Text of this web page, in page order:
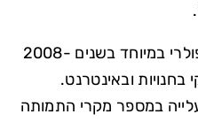
בבריטניה, 4-MMC הפך לפופולרי במיוחד בשנים 2008-
בחנויות ובאינטרנט.
במספר מקרי התמותה